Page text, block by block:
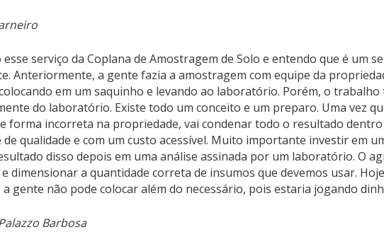
esse serviço da Coplana de Amostragem de Solo e entendo que é um
Anteriormente, a gente fazia a amostragem com equipe da
em um saquinho e levando ao laboratório. Porém, o trabalho
do laboratório. Existe todo um conceito e um preparo. Uma vez
forma incorreta na propriedade, vai condenar todo o resultado
de qualidade e com um custo acessível. Muito importante investir em
disso depois em uma análise assinada por um laboratório. O
dimensionar a quantidade correta de insumos que devemos usar.
a gente não pode colocar além do necessário, pois estaria jogando
Barbosa